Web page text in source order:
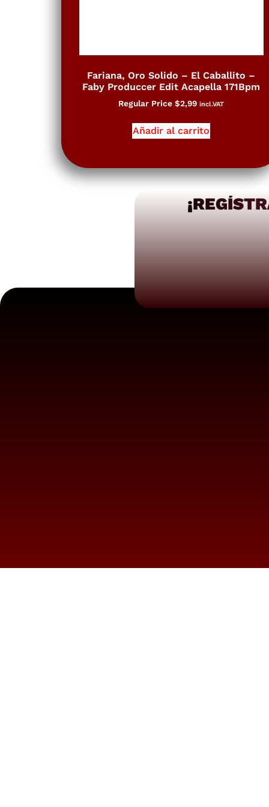
Fariana, Oro Solido – El Caballito –
Faby Produccer Edit Acapella 171Bpm
Regular Price$2,99 incl.VAT
Añadir al carrito